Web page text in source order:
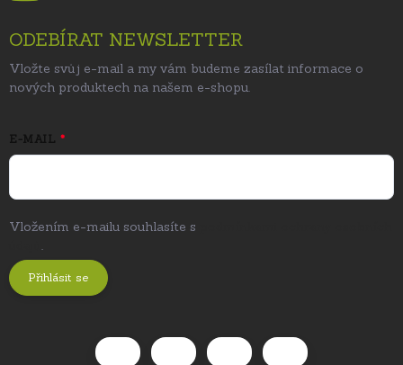
ODEBÍRAT NEWSLETTER
Vložte svůj e-mail a my vám budeme zasílat informace o
nových produktech na našem e-shopu.
E-MAIL
Vložením e-mailu souhlasíte s
.
Přihlásit se